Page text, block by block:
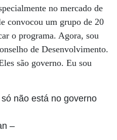
no mercado de
convocou um grupo de 20
o programa. Agora, sou
de Desenvolvimento.
são governo. Eu sou
não está no governo
–